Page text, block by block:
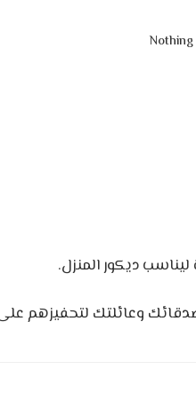
ديكور المنزل.
وعائلتك لتحفيزهم